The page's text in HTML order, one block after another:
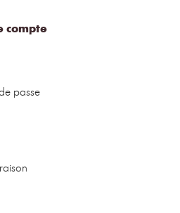
compte
passe